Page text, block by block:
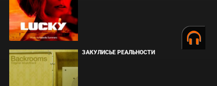
ЗАКУЛИСЬЕ РЕАЛЬНОСТИ